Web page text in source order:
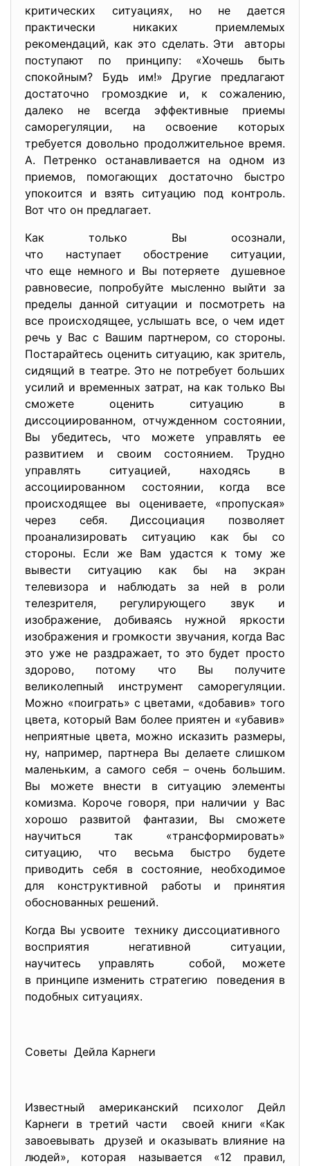
критических ситуациях, но не дается
практически никаких приемлемых
рекомендаций, как это сделать. Эти авторы
поступают по принципу: «Хочешь быть
спокойным? Будь им!» Другие предлагают
достаточно громоздкие и, к сожалению,
далеко не всегда эффективные приемы
саморегуляции, на освоение которых
требуется довольно продолжительное время.
А. Петренко останавливается на одном из
приемов, помогающих достаточно быстро
упокоится и взять ситуацию под контроль.
Вот что он предлагает.
Как только Вы осознали,
что наступает обострение ситуации,
что еще немного и Вы потеряете душевное
равновесие, попробуйте мысленно выйти за
пределы данной ситуации и посмотреть на
все происходящее, услышать все, о чем идет
речь у Вас с Вашим партнером, со стороны.
Постарайтесь оценить ситуацию, как зритель,
сидящий в театре. Это не потребует больших
усилий и временных затрат, на как только Вы
сможете оценить ситуацию в
диссоциированном, отчужденном состоянии,
Вы убедитесь, что можете управлять ее
развитием и своим состоянием. Трудно
управлять ситуацией, находясь в
ассоциированном состоянии, когда все
происходящее вы оцениваете, «пропуская»
через себя. Диссоциация позволяет
проанализировать ситуацию как бы со
стороны. Если же Вам удастся к тому же
вывести ситуацию как бы на экран
телевизора и наблюдать за ней в роли
телезрителя, регулирующего звук и
изображение, добиваясь нужной яркости
изображения и громкости звучания, когда Вас
это уже не раздражает, то это будет просто
здорово, потому что Вы получите
великолепный инструмент саморегуляции.
Можно «поиграть» с цветами, «добавив» того
цвета, который Вам более приятен и «убавив»
неприятные цвета, можно исказить размеры,
ну, например, партнера Вы делаете слишком
маленьким, а самого себя – очень большим.
Вы можете внести в ситуацию элементы
комизма. Короче говоря, при наличии у Вас
хорошо развитой фантазии, Вы сможете
научиться так «трансформировать»
ситуацию, что весьма быстро будете
приводить себя в состояние, необходимое
для конструктивной работы и принятия
обоснованных решений.
Когда Вы усвоите технику диссоциативного
восприятия негативной ситуации,
научитесь управлять собой, можете
в принципе изменить стратегию поведения в
подобных ситуациях.
Советы Дейла Карнеги
Известный американский психолог Дейл
Карнеги в третий части своей книги «Как
завоевывать друзей и оказывать влияние на
людей», которая называется «12 правил,